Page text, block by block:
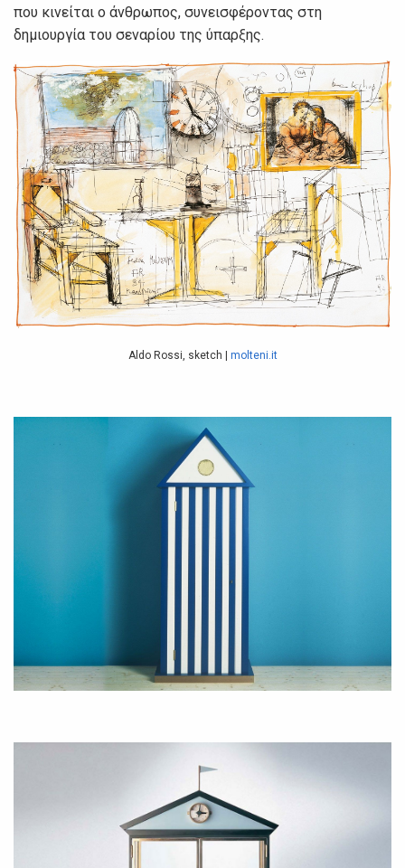
που κινείται ο άνθρωπος, συνεισφέροντας στη
δημιουργία του σεναρίου της ύπαρξης.
Aldo Rossi, sketch | molteni.it